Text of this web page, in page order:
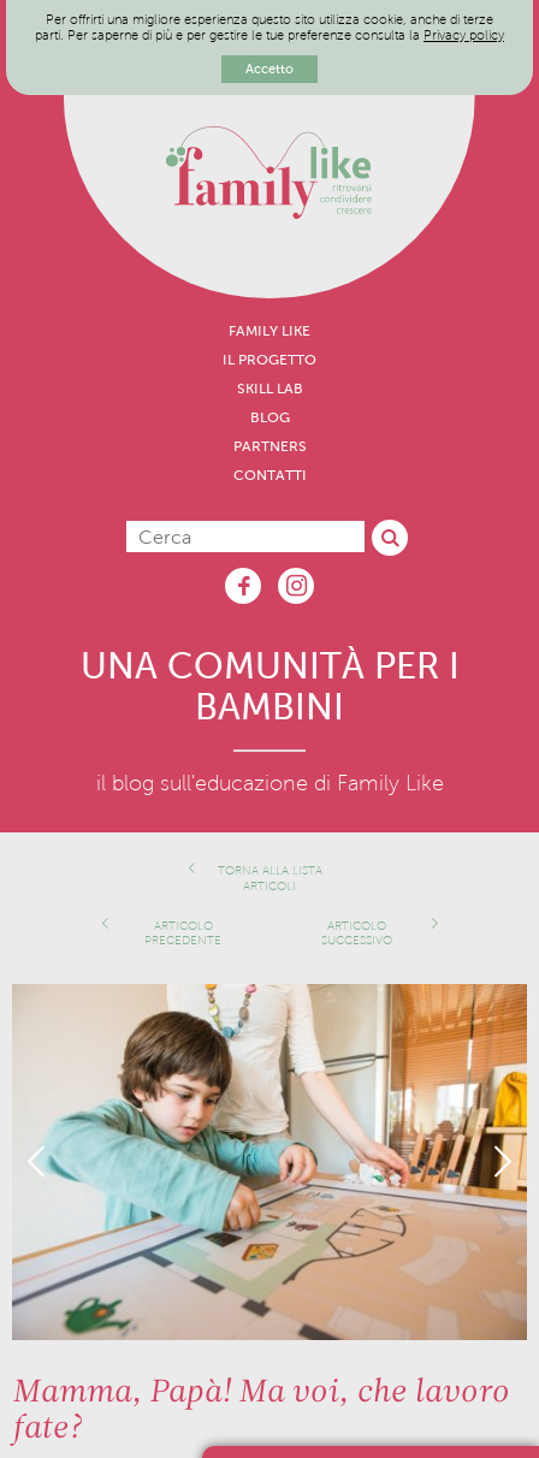
Per offrirti una migliore esperienza questo sito utilizza cookie, anche di terze
parti. Per saperne di più e per gestire le tue preferenze consulta la Privacy policy
Accetto
FAMILY LIKE
IL PROGETTO
SKILL LAB
BLOG
PARTNERS
CONTATTI
UNA COMUNITÀ PER I
BAMBINI
il blog sull'educazione di Family Like
TORNA ALLA LISTA
ARTICOLI
ARTICOLO
PRECEDENTE
ARTICOLO
SUCCESSIVO
Mamma, Papà! Ma voi, che lavoro
fate?